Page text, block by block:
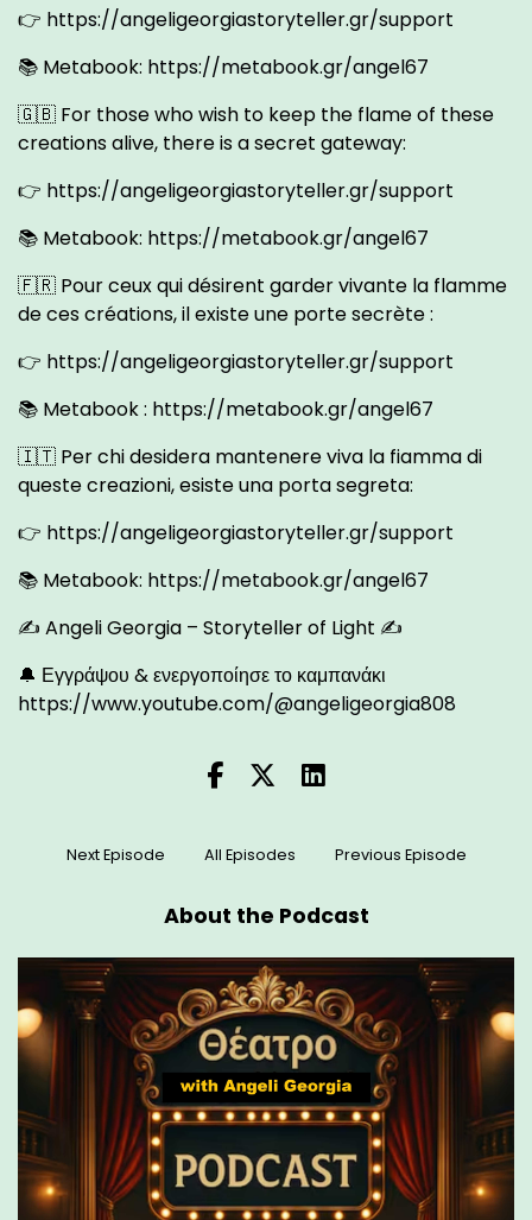
👉 https://angeligeorgiastoryteller.gr/support
📚 Metabook: https://metabook.gr/angel67
🇬🇧 For those who wish to keep the flame of these
creations alive, there is a secret gateway:
👉 https://angeligeorgiastoryteller.gr/support
📚 Metabook: https://metabook.gr/angel67
🇫🇷 Pour ceux qui désirent garder vivante la flamme
de ces créations, il existe une porte secrète :
👉 https://angeligeorgiastoryteller.gr/support
📚 Metabook : https://metabook.gr/angel67
🇮🇹 Per chi desidera mantenere viva la fiamma di
queste creazioni, esiste una porta segreta:
👉 https://angeligeorgiastoryteller.gr/support
📚 Metabook: https://metabook.gr/angel67
✍ Angeli Georgia – Storyteller of Light ✍
🔔 Εγγράψου & ενεργοποίησε το καμπανάκι
https://www.youtube.com/@angeligeorgia808
Next Episode All Episodes Previous Episode
About the Podcast